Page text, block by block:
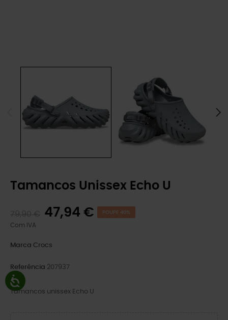
Tamancos Unissex Echo U
47,94 € POUPE 40%
Com IVA
Marca Crocs
Referência 207937
Tamancos unissex Echo U